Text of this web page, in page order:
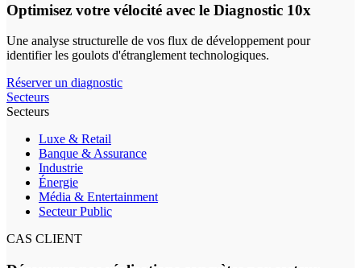
Optimisez votre vélocité avec le Diagnostic 10x
Une analyse structurelle de vos flux de développement pour
identifier les goulots d'étranglement technologiques.
Réserver un diagnostic
Secteurs
Secteurs
Luxe & Retail
Banque & Assurance
Industrie
Énergie
Média & Entertainment
Secteur Public
CAS CLIENT